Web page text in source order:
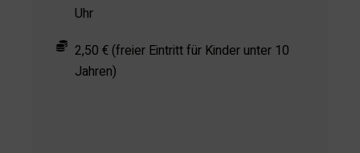
Uhr
2,50 € (freier Eintritt für Kinder unter 10
Jahren)